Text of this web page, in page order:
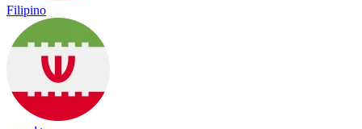
Filipino